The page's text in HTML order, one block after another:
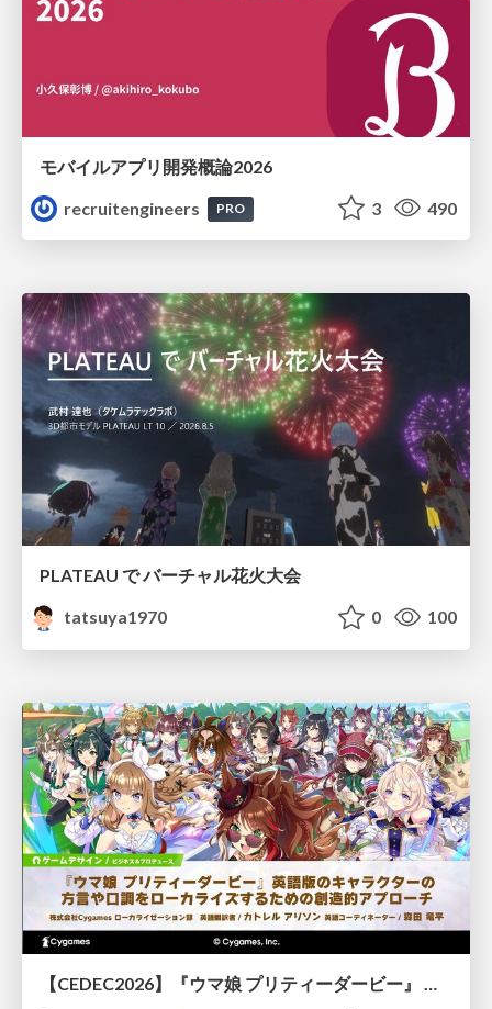
モバイルアプリ開発概論2026
recruitengineers
PRO 3 490
PLATEAU で バーチャル花火大会
tatsuya1970
0 100
【CEDEC2026】『ウマ娘 プリティーダービー』 英語版のキャラクターの方言や口調をローカライズするための創造的アプローチ